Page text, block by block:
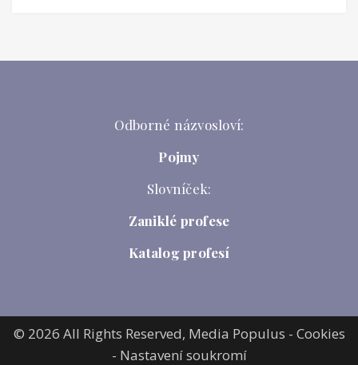
Odborné názvosloví:
Pojmy
Slovníček:
Zaniklé profese
Katalog profesí
© 2026 All Rights Reserved, Media Populus - Cookies
- Nastavení soukromí